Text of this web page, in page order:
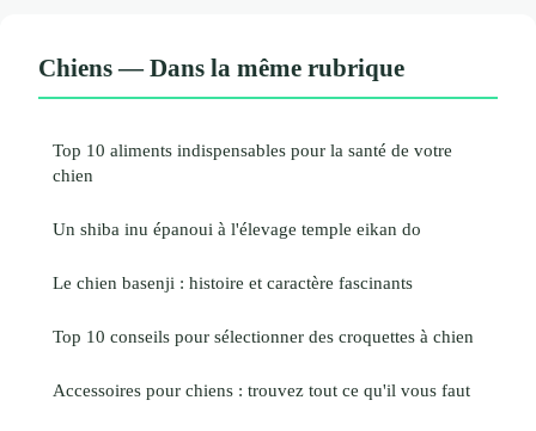
Chiens — Dans la même rubrique
Top 10 aliments indispensables pour la santé de votre
chien
Un shiba inu épanoui à l'élevage temple eikan do
Le chien basenji : histoire et caractère fascinants
Top 10 conseils pour sélectionner des croquettes à chien
Accessoires pour chiens : trouvez tout ce qu'il vous faut